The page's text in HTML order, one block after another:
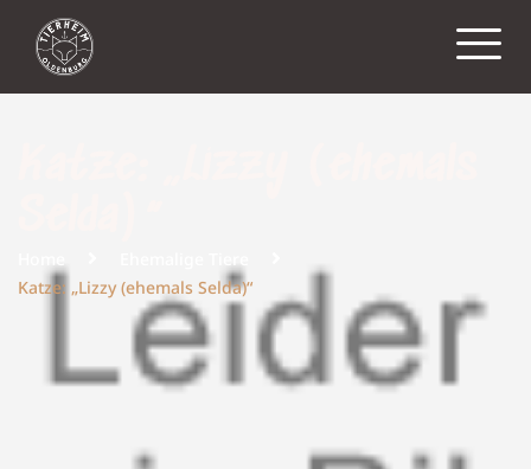
Katze: „Lizzy (ehemals Selda)“